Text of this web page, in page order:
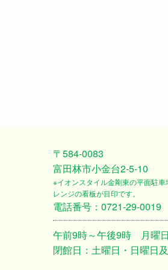
〒584-0083
富田林市小金台2-5-10
※イオンスタイル金剛東の平面駐
レンジの看板が目印です。
電話番号：0721-29-0019
午前9時～午後9時 月曜
閉館日：土曜日・日曜日